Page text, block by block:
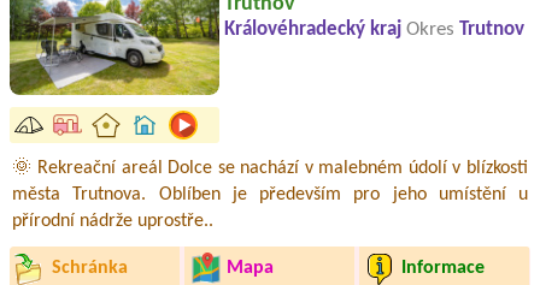
Královéhradecký kraj Okres Trutnov
🌞 Rekreační areál Dolce se nachází v malebném údolí v blízkosti
města Trutnova. Oblíben je především pro jeho umístění u
přírodní nádrže uprostře..
Schránka Mapa Informace